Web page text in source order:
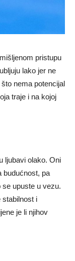
pristupu
lako jer ne
nema potencijal
traje i na kojoj
ljubavi olako. Oni
budućnost, pa
se upuste u vezu.
stabilnost i
je li njihov